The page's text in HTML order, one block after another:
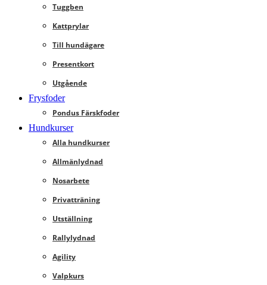
Tuggben
Kattprylar
Till hundägare
Presentkort
Utgående
Frysfoder
Pondus Färskfoder
Hundkurser
Alla hundkurser
Allmänlydnad
Nosarbete
Privatträning
Utställning
Rallylydnad
Agility
Valpkurs